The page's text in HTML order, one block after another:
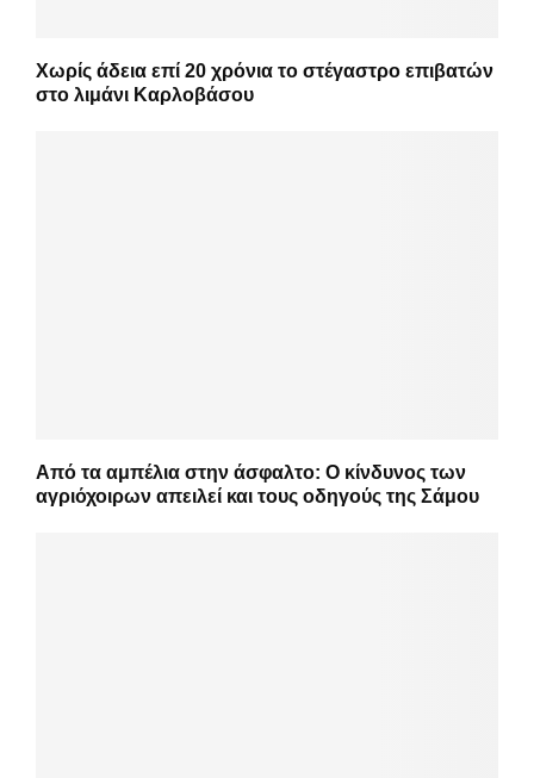
Χωρίς άδεια επί 20 χρόνια το στέγαστρο επιβατών
στο λιμάνι Καρλοβάσου
Από τα αμπέλια στην άσφαλτο: Ο κίνδυνος των
αγριόχοιρων απειλεί και τους οδηγούς της Σάμου